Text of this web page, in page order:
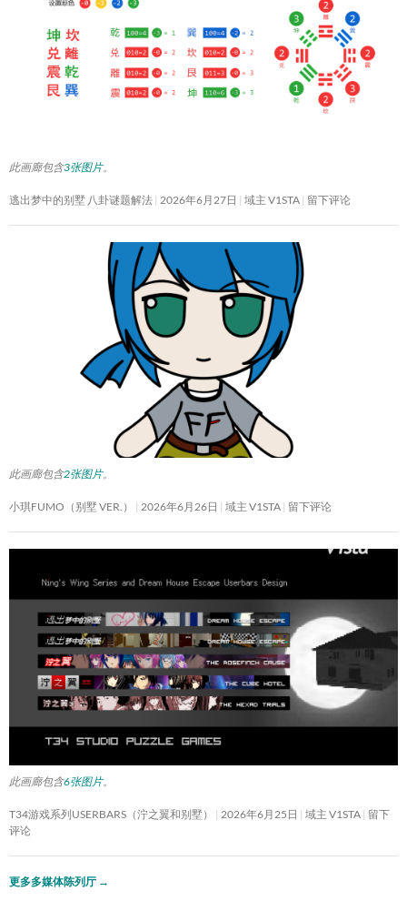
此画廊包含3张图片。
逃出梦中的别墅 八卦谜题解法 2026年6月27日 域主 V1STA 留下评论
此画廊包含2张图片。
小琪FUMO（别墅 VER.） 2026年6月26日 域主 V1STA 留下评论
此画廊包含6张图片。
T34游戏系列USERBARS（泞之翼和别墅） 2026年6月25日 域主 V1STA 留下
评论
更多多媒体陈列厅 →